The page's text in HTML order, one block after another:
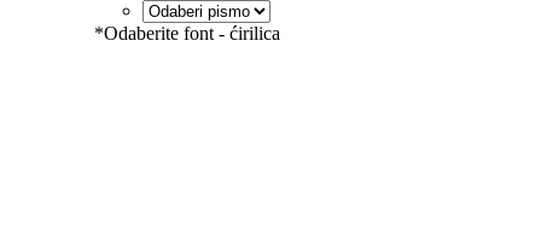
*Odaberite font - ćirilica